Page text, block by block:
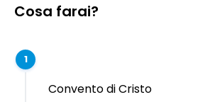
Cosa farai?
1
Convento di Cristo